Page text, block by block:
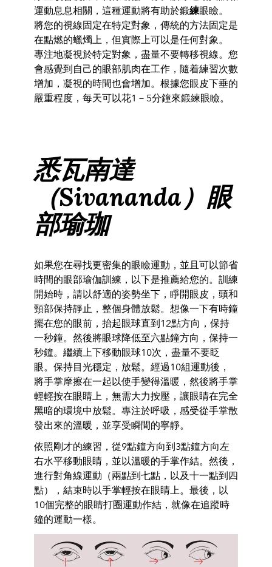
運動息息相關，這種運動將有助於鍛練眼瞼。
將您的視線固定在特定對象，傳統的方法固定是
在點燃的蠟燭上，但實際上可以是任何對象。
專注地凝視於特定對象，盡量不要轉移視線。您
會感覺到自己的眼部肌肉在工作，隨着練習次數
增加，凝視的時間也會增加。根據您眼皮下垂的
嚴重程度，每天可以花1 － 5分鐘來鍛練眼瞼。
悉瓦南達
（Sivananda）眼
部瑜珈
如果您在尋找更密集的眼瞼運動，並且可以節省
時間的眼部瑜伽訓練，以下是推薦給您的。訓練
開始時，請以舒適的姿勢坐下，睜開眼皮，頭和
頸部保持靜止，整個身體放鬆。想像一下有時鐘
擺在您的眼前，抬起眼球直到 12點方向，保持
一秒鐘。然後將眼球降低至六點鐘方向，保持一
秒鐘。繼續上下移動眼球10次，盡量不要眨
眼。保持目光穩定，放鬆。經過 10組運動後，
將手掌摩擦在一起以使手變得溫暖，然後將手掌
輕輕按在眼睛上，無需大力按壓，讓眼睛在完全
黑暗的環境中放鬆。專注於呼吸，感受從手掌散
發出來的溫暖，並享受瞬間的寧靜。
依照剛才的練習，從9點鐘方向到 3點鐘方向左
右水平移動眼睛，並以溫暖的手掌作結。然後，
進行對角線運動（兩點到七點，以及十一點到四
點），結束時以手掌輕按在眼睛上。最後，以
10個完整的眼睛打圈運動作結，就像在追蹤時
鐘的運動一樣。